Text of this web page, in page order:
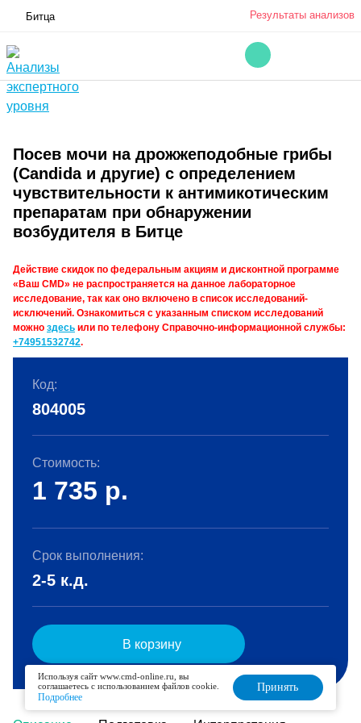
Битца Результаты анализов
Посев мочи на дрожжеподобные грибы
(Candidа и другие) с определением
чувствительности к антимикотическим
препаратам при обнаружении
возбудителя в Битце
Действие скидок по федеральным акциям и дисконтной программе
«Ваш CMD» не распространяется на данное лабораторное
исследование, так как оно включено в список исследований-
исключений. Ознакомиться с указанным списком исследований
можно здесь или по телефону Справочно-информационной службы:
+74951532742.
Код:
804005
Стоимость:
1 735 р.
Срок выполнения:
2-5 к.д.
В корзину
Используя сайт www.cmd-online.ru, вы
соглашаетесь с использованием файлов cookie.
Подробнее
Принять